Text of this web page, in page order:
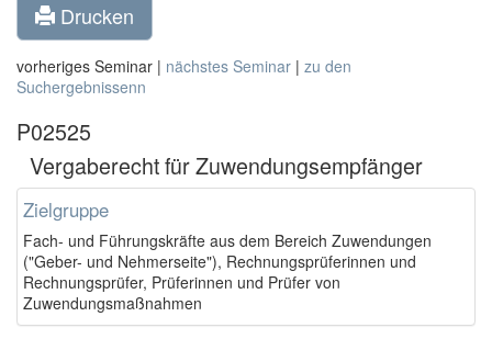
Drucken
vorheriges Seminar | nächstes Seminar | zu den
Suchergebnissenn
P02525
Vergaberecht für Zuwendungsempfänger
Zielgruppe
Fach- und Führungskräfte aus dem Bereich Zuwendungen
("Geber- und Nehmerseite"), Rechnungsprüferinnen und
Rechnungsprüfer, Prüferinnen und Prüfer von
Zuwendungsmaßnahmen